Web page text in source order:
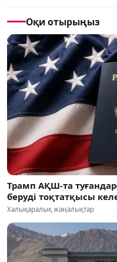
Оқи отырыңыз
Трамп АҚШ-та
беруді тоқтатқысы
Халықаралық жаңалықтар